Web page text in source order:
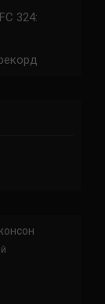
324: